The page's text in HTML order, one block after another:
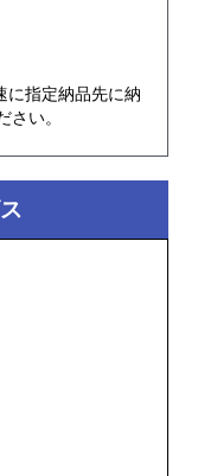
に指定納品先に納
さい。